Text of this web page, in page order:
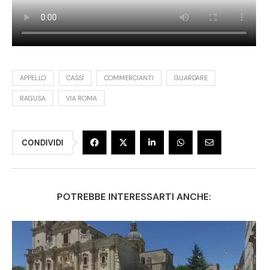
APPELLO CASSÌ COMMERCIANTI GUARDARE
RAGUSA VIA ROMA
CONDIVIDI
POTREBBE INTERESSARTI ANCHE: